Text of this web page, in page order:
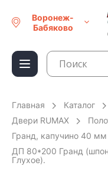
Воронеж-
Бабяково
Главная Каталог
Двери RUMAX
Гранд, капучино 40 мм
ДП 80*200 Гранд
Глухое).